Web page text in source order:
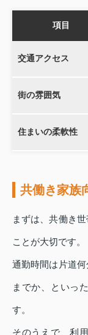
項目
交通アクセス
街の雰囲気
住まいの柔軟性
共働き家族
まずは、共働き
ことが大切です。
通勤時間は片道
までか、といっ
す。
そのうえで、利